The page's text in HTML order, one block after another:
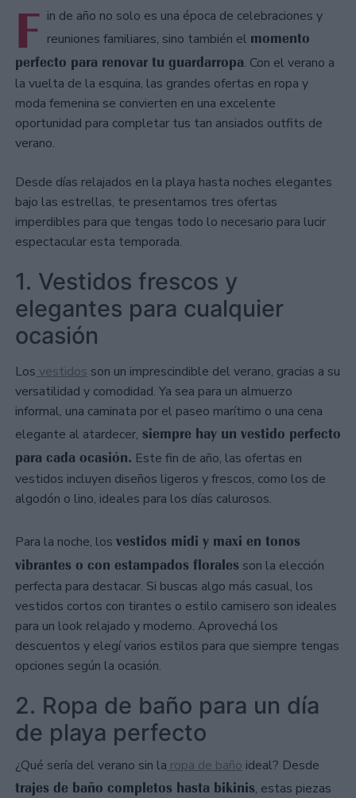
F in de año no solo es una época de celebraciones y
reuniones familiares, sino también el momento
perfecto para renovar tu guardarropa. Con el verano a
la vuelta de la esquina, las grandes ofertas en ropa y
moda femenina se convierten en una excelente
oportunidad para completar tus tan ansiados outfits de
verano.
Desde días relajados en la playa hasta noches elegantes
bajo las estrellas, te presentamos tres ofertas
imperdibles para que tengas todo lo necesario para lucir
espectacular esta temporada.
1. Vestidos frescos y
elegantes para cualquier
ocasión
Losvestidos son un imprescindible del verano, gracias a su
versatilidad y comodidad. Ya sea para un almuerzo
informal, una caminata por el paseo marítimo o una cena
elegante al atardecer, siempre hay un vestido perfecto
para cada ocasión. Este fin de año, las ofertas en
vestidos incluyen diseños ligeros y frescos, como los de
algodón o lino, ideales para los días calurosos.
Para la noche, los vestidos midi y maxi en tonos
vibrantes o con estampados florales son la elección
perfecta para destacar. Si buscas algo más casual, los
vestidos cortos con tirantes o estilo camisero son ideales
para un look relajado y moderno. Aprovechá los
descuentos y elegí varios estilos para que siempre tengas
opciones según la ocasión.
2. Ropa de baño para un día
de playa perfecto
¿Qué sería del verano sin la ropa de baño ideal? Desde
trajes de baño completos hasta bikinis, estas piezas